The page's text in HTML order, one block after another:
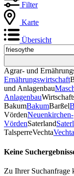
Filter
Karte
Übersicht
Agrar- und
Ernährungswirtschaft
und Anlagenbau
Anlagenbau
BakumBakumBarßel
VördenNeuenkirchen-
VördenSaterland
TalsperreVechtaVechta
Keine
Zu Ihrer Suchanfrage